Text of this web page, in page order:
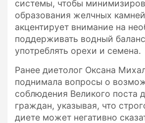
системы, чтобы
образования желчных
акцентирует внимание на
поддерживать водный
употреблять орехи и семена.
Ранее диетолог Оксана
поднимала вопросы о
соблюдения Великого поста
граждан, указывая, что
диете может негативно